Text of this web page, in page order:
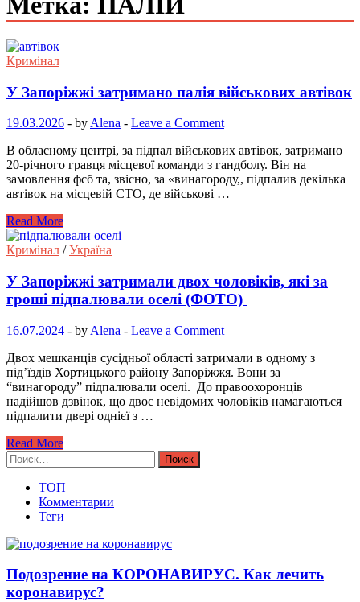
Кримінал
У Запоріжжі затримано палія військових автівок
19.03.2026 - by Alena - Leave a Comment
В обласному центрі, за підпал військових автівок, затримано
20-річного гравця місцевої команди з гандболу. Він на
замовлення фсб та, звісно, за «винагороду,, підпалив декілька
автівок на місцевій СТО, де військові …
Read More
Кримінал /Україна
У Запоріжжі затримали двох чоловіків, які за
гроші підпалювали оселі (ФОТО)
16.07.2024 - by Alena - Leave a Comment
Двох мешканців сусідньої області затримали в одному з
під’їздів Хортицького району Запоріжжя. Вони за
“винагороду” підпалювали оселі. До правоохоронців
надійшов дзвінок, що двоє невідомих чоловіків намагаються
підпалити двері однієї з …
Read More
Найти:
ТОП
Комментарии
Теги
Подозрение на КОРОНАВИРУС. Как лечить
коронавирус?